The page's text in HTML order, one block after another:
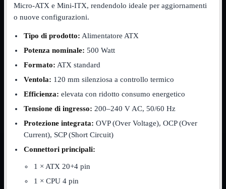
AdattatoreMostra tutti i prodotti
m2 to SATA
NVMe to MacBook
NVMe to PCIe
Parallela to Seriale
PS2
Switch USB2
USB
USB Type-C
USB2 Interni
USB3 Interni
VGA to LAN
Alimentazione
Micro-ATX e Mini-ITX, rendendolo ideale per aggiornamenti
o nuove configurazioni.
Tipo di prodotto: Alimentatore ATX
Potenza nominale: 500 Watt
Formato: ATX standard
Ventola: 120 mm silenziosa a controllo termico
Efficienza: elevata con ridotto consumo energetico
Tensione di ingresso: 200–240 V AC, 50/60 Hz
Protezione integrata: OVP (Over Voltage), OCP (Over
Current), SCP (Short Circuit)
Connettori principali:
1 × ATX 20+4 pin
1 × CPU 4 pin